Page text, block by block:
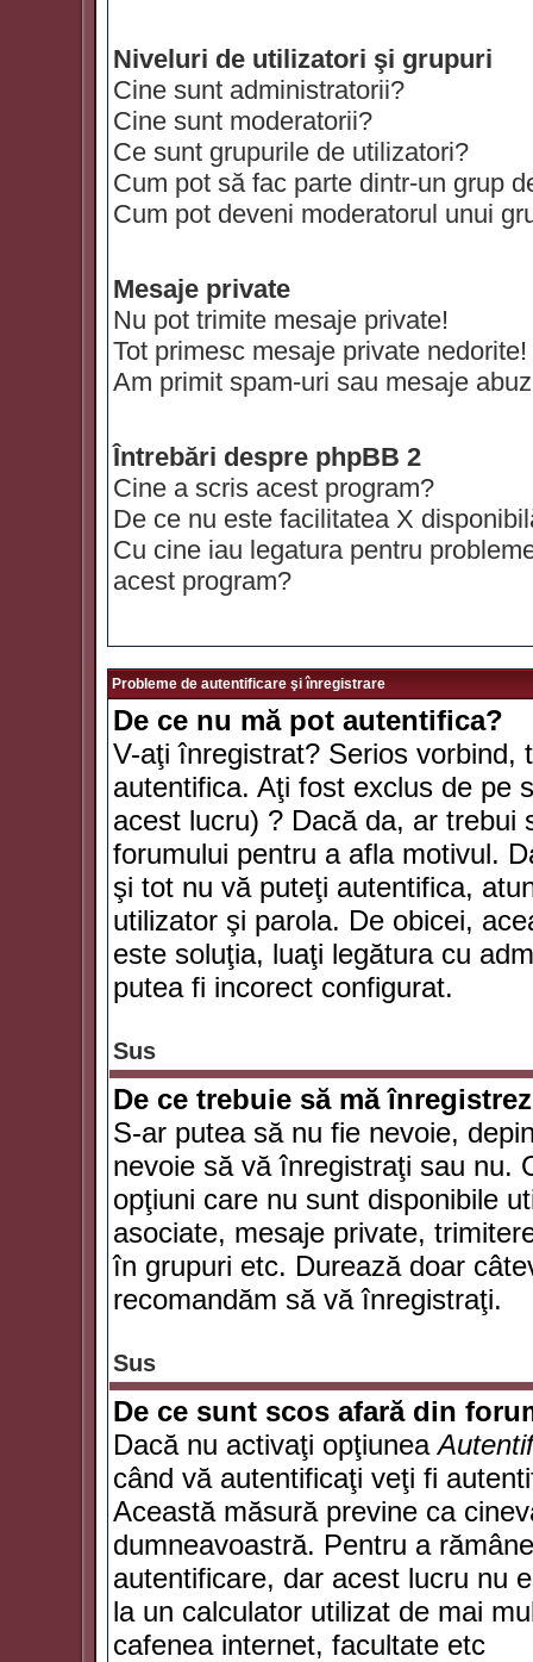
Niveluri de utilizatori şi grupuri
Cine sunt administratorii?
Cine sunt moderatorii?
Ce sunt grupurile de utilizatori?
Cum pot să fac parte dintr-un grup
Cum pot deveni moderatorul unui
Mesaje private
Nu pot trimite mesaje private!
Tot primesc mesaje private nedorite!
Am primit spam-uri sau mesaje
Întrebări despre phpBB 2
Cine a scris acest program?
De ce nu este facilitatea X
Cu cine iau legatura pentru
acest program?
Probleme de autentificare şi înregistrare
De ce nu mă pot autentifica?
V-aţi înregistrat? Serios vorbind,
autentifica. Aţi fost exclus de pe
acest lucru) ? Dacă da, ar trebui
forumului pentru a afla motivul.
şi tot nu vă puteţi autentifica,
utilizator şi parola. De obicei,
este soluţia, luaţi legătura cu
putea fi incorect configurat.
Sus
De ce trebuie să mă
S-ar putea să nu fie nevoie,
nevoie să vă înregistraţi sau nu.
opţiuni care nu sunt disponibile
asociate, mesaje private,
în grupuri etc. Durează doar
recomandăm să vă înregistraţi.
Sus
De ce sunt scos afară din
Dacă nu activaţi opţiunea
când vă autentificaţi veţi fi
Această măsură previne ca
dumneavoastră. Pentru a
autentificare, dar acest lucru nu
la un calculator utilizat de mai
cafenea internet, facultate etc